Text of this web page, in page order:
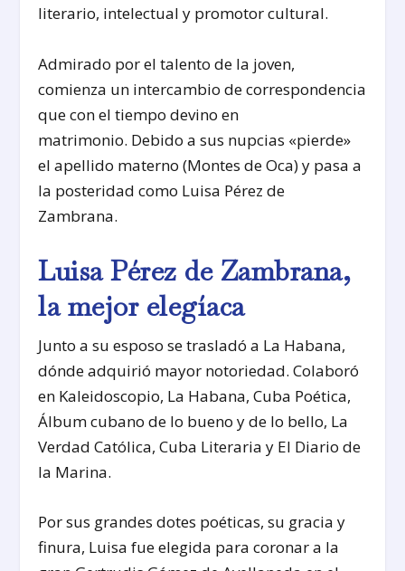
literario, intelectual y promotor cultural.
Admirado por el talento de la joven,
comienza un intercambio de correspondencia
que con el tiempo devino en
matrimonio. Debido a sus nupcias «pierde»
el apellido materno (Montes de Oca) y pasa a
la posteridad como Luisa Pérez de
Zambrana.
Luisa Pérez de Zambrana,
la mejor elegíaca
Junto a su esposo se trasladó a La Habana,
dónde adquirió mayor notoriedad. Colaboró
en Kaleidoscopio, La Habana, Cuba Poética,
Álbum cubano de lo bueno y de lo bello, La
Verdad Católica, Cuba Literaria y El Diario de
la Marina.
Por sus grandes dotes poéticas, su gracia y
finura, Luisa fue elegida para coronar a la